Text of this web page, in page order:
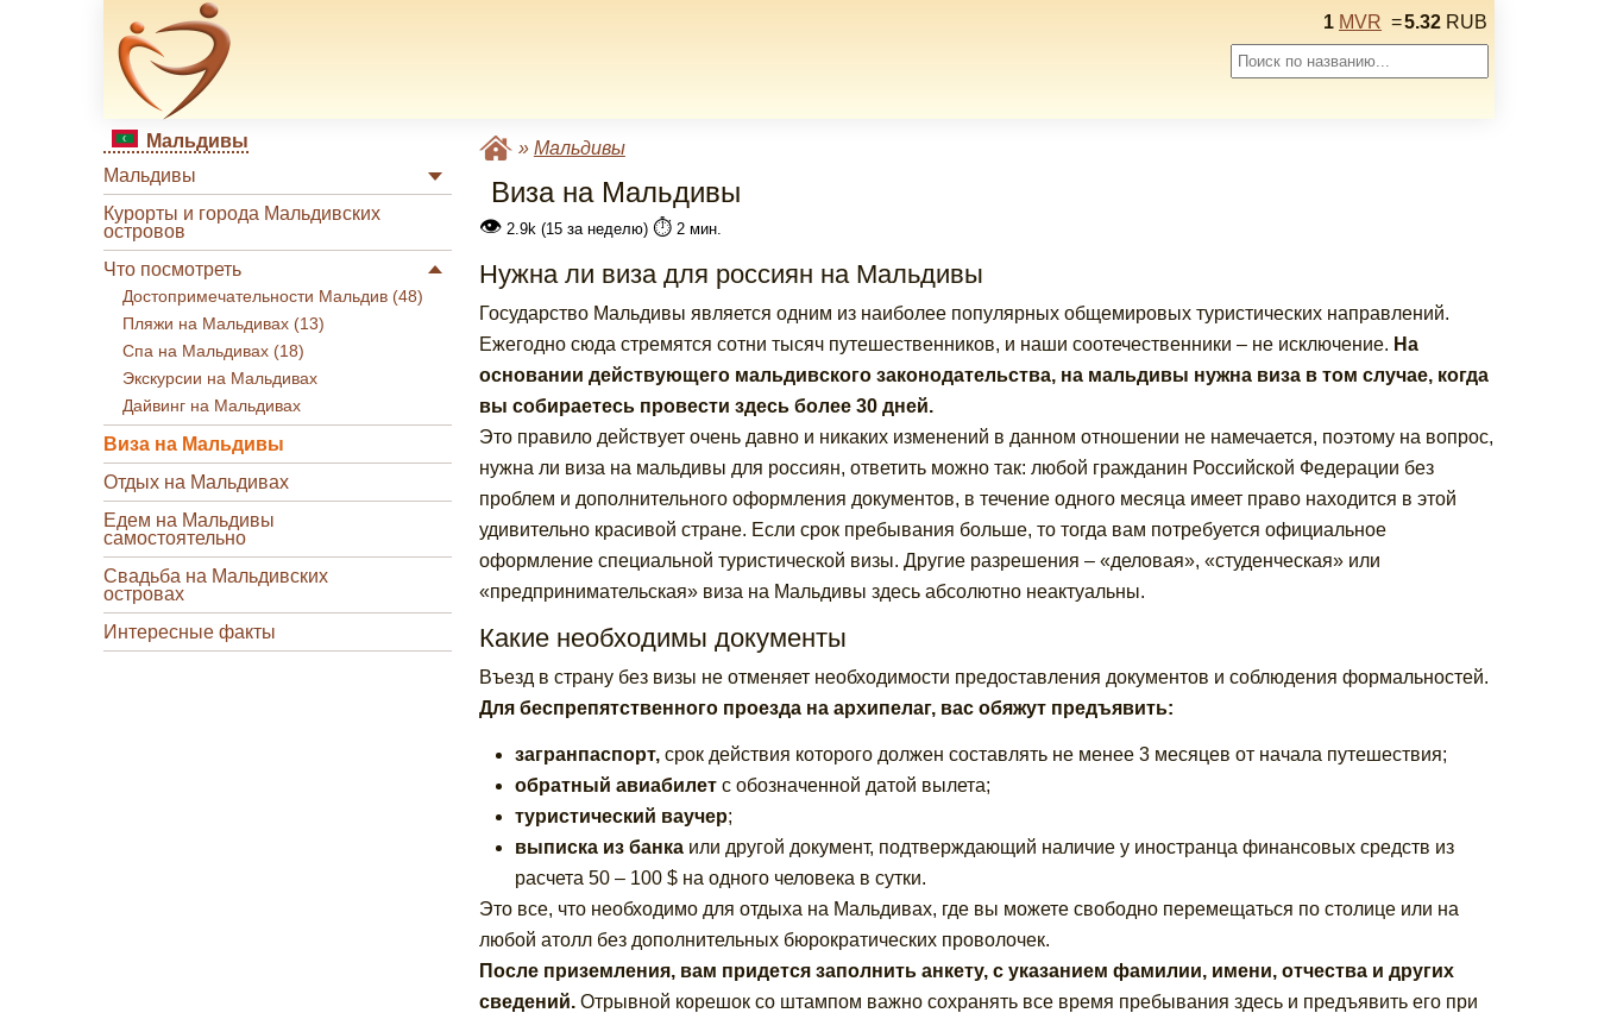
1 MVR =5.32 RUB
Мальдивы
Мальдивы
Курорты и города Мальдивских
островов
Что посмотреть
Достопримечательности Мальдив (48)
Пляжи на Мальдивах (13)
Спа на Мальдивах (18)
Экскурсии на Мальдивах
Дайвинг на Мальдивах
Виза на Мальдивы
Отдых на Мальдивах
Едем на Мальдивы
самостоятельно
Свадьба на Мальдивских
островах
Интересные факты
» Мальдивы
Виза на Мальдивы
👁2.9k (15 за неделю) ⏱️2 мин.
Нужна ли виза для россиян на Мальдивы
Государство Мальдивы является одним из наиболее популярных общемировых туристических направлений.
Ежегодно сюда стремятся сотни тысяч путешественников, и наши соотечественники – не исключение. На
основании действующего мальдивского законодательства, на мальдивы нужна виза в том случае, когда
вы собираетесь провести здесь более 30 дней.
Это правило действует очень давно и никаких изменений в данном отношении не намечается, поэтому на вопрос,
нужна ли виза на мальдивы для россиян, ответить можно так: любой гражданин Российской Федерации без
проблем и дополнительного оформления документов, в течение одного месяца имеет право находится в этой
удивительно красивой стране. Если срок пребывания больше, то тогда вам потребуется официальное
оформление специальной туристической визы. Другие разрешения – «деловая», «студенческая» или
«предпринимательская» виза на Мальдивы здесь абсолютно неактуальны.
Какие необходимы документы
Въезд в страну без визы не отменяет необходимости предоставления документов и соблюдения формальностей.
Для беспрепятственного проезда на архипелаг, вас обяжут предъявить:
загранпаспорт,срок действия которого должен составлять не менее 3 месяцев от начала путешествия;
обратный авиабилетс обозначенной датой вылета;
туристический ваучер;
выписка из банкаили другой документ, подтверждающий наличие у иностранца финансовых средств из
расчета 50 – 100 $ на одного человека в сутки.
Это все, что необходимо для отдыха на Мальдивах, где вы можете свободно перемещаться по столице или на
любой атолл без дополнительных бюрократических проволочек.
После приземления, вам придется заполнить анкету, с указанием фамилии, имени, отчества и других
сведений.Отрывной корешок со штампом важно сохранять все время пребывания здесь и предъявить его при